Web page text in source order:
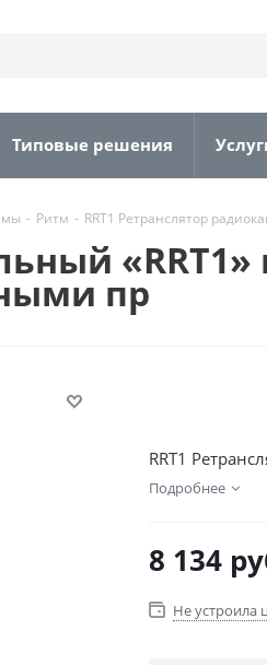
Типовые решения
- Ритм - RRT1 Ретранслятор
пр
RRT1
Подробнее
8 134
Не устроила